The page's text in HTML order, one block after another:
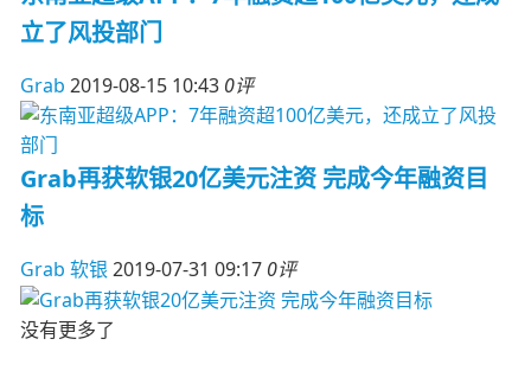
立了风投部门
Grab 2019-08-15 10:43 0评
Grab再获软银20亿美元注资 完成今年融资目
标
Grab 软银 2019-07-31 09:17 0评
没有更多了